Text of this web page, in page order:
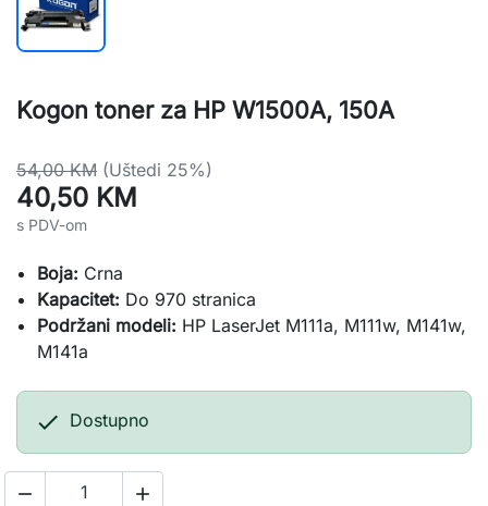
Kogon toner za HP W1500A, 150A
54,00 KM (Uštedi 25%)
40,50 KM
s PDV-om
Boja: Crna
Kapacitet: Do 970 stranica
Podržani modeli: HP LaserJet M111a, M111w, M141w,
M141a
 Dostupno
 